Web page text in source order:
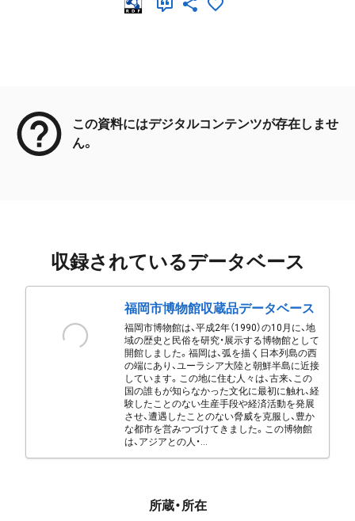
この資料にはデジタルコンテンツが存在しませ
ん。
収録されているデータベース
福岡市博物館収蔵品データベース
福岡市博物館は、平成2年（1990）の10月に、地
域の歴史と民俗を研究・展示する博物館として
開館しました。福岡は、弧を描く日本列島の西
の端にあり、ユーラシア大陸と朝鮮半島に近接
しています。この地に住む人々は、古来、この
国の誰もが知らなかった文化に最初に触れ、経
験したことのない生産手段や経済活動を発展
させ、遭遇したことのない脅威を克服し、豊か
な都市を営みつづけてきました。この博物館
は、アジアとの人・...
所蔵・所在